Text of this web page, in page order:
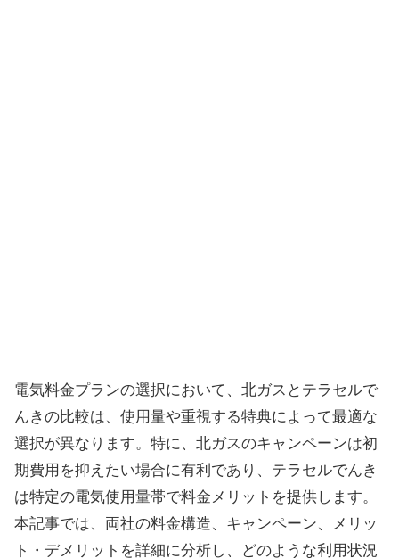
電気料金プランの選択において、北ガスとテラセルで
んきの比較は、使用量や重視する特典によって最適な
選択が異なります。特に、北ガスのキャンペーンは初
期費用を抑えたい場合に有利であり、テラセルでんき
は特定の電気使用量帯で料金メリットを提供します。
本記事では、両社の料金構造、キャンペーン、メリッ
ト・デメリットを詳細に分析し、どのような利用状況